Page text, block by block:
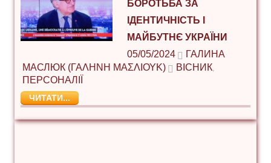
БОРОТЬБА ЗА
ІДЕНТИЧНІСТЬ І
МАЙБУТНЄ УКРАЇНИ
05/05/2024
ГАЛИНА
МАСЛЮК (ΓΑΛΉΝΗ ΜΑΣΛΙΟΎΚ)
ВІСНИК,
ПЕРСОНАЛІЇ
ЧИТАТИ...